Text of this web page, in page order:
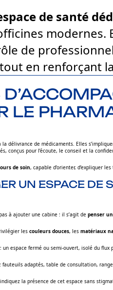
de santé
de
en renforçant
LE
délivrance de médicaments. Elles
conçus pour l’écoute, le conseil et la
de soin, capable d’orienter, d’expliquer
UN ESPACE DE
à ajouter une cabine : il s’agit de penser
les couleurs douces, les matériaux
: un espace fermé ou semi-ouvert, isolé du
: fauteuils adaptés, table de consultation,
la présence de cet espace sans